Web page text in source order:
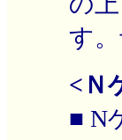
す
<Ｎ
■ N